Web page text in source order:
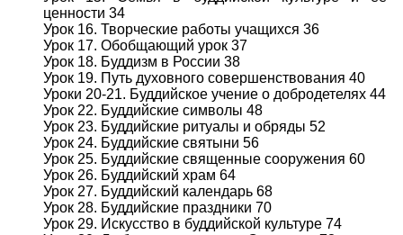
ценности 34
Урок 16. Творческие работы учащихся 36
Урок 17. Обобщающий урок 37
Урок 18. Буддизм в России 38
Урок 19. Путь духовного совершенствования 40
Уроки 20-21. Буддийское учение о добродетелях 44
Урок 22. Буддийские символы 48
Урок 23. Буддийские ритуалы и обряды 52
Урок 24. Буддийские святыни 56
Урок 25. Буддийские священные сооружения 60
Урок 26. Буддийский храм 64
Урок 27. Буддийский календарь 68
Урок 28. Буддийские праздники 70
Урок 29. Искусство в буддийской культуре 74